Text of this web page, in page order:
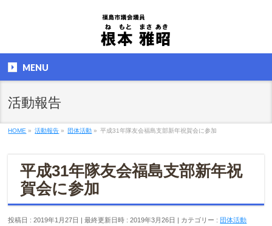
MENU
活動報告
HOME » 活動報告 » 団体活動 » 平成31年隊友会福島支部新年祝賀会に参加
平成31年隊友会福島支部新年祝
賀会に参加
投稿日 : 2019年1月27日 最終更新日時 : 2019年3月26日 カテゴリー : 団体活動